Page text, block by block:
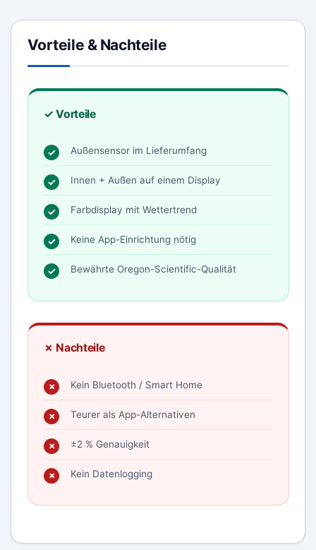
Vorteile & Nachteile
✓ Vorteile
Außensensor im Lieferumfang
Innen + Außen auf einem Display
Farbdisplay mit Wettertrend
Keine App-Einrichtung nötig
Bewährte Oregon-Scientific-Qualität
✗ Nachteile
Kein Bluetooth / Smart Home
Teurer als App-Alternativen
±2 % Genauigkeit
Kein Datenlogging